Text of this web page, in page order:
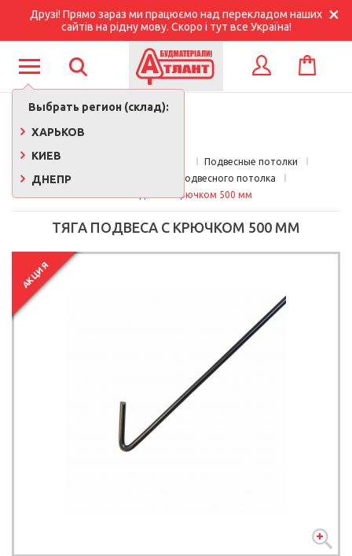
Друзі! Прямо зараз ми працюємо над перекладом наших
сайтів на рідну мову. Скоро і тут все Україна!
Выбрать регион (склад):
ХАРЬКОВ
КИЕВ
ДНЕПР
КОРЗИНА
Главная
Подвесные потолки
Комплектующие для подвесного потолка
Тяга подвеса с крючком 500 мм
ТЯГА ПОДВЕСА С КРЮЧКОМ 500 ММ
АКЦИЯ